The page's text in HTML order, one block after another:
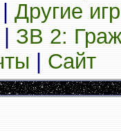
Другие
ЗВ 2:
Сайт